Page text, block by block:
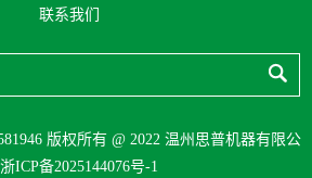
联系我们
版权所有 @ 2022 温州思普机器有限公
浙ICP备2025144076号-1